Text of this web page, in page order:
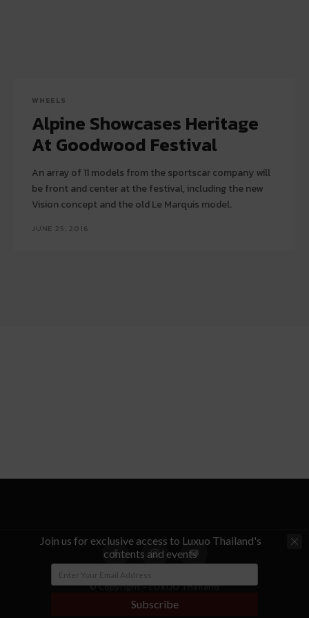
WHEELS
Alpine Showcases Heritage
At Goodwood Festival
An array of 11 models from the sportscar company will
be front and center at the festival, including the new
Vision concept and the old Le Marquis model.
JUNE 25, 2016
© Copyright - LUXUO Thailand
Join us for exclusive access to Luxuo Thailand's
contents and events
Subscribe